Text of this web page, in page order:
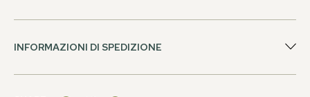
INFORMAZIONI DI SPEDIZIONE